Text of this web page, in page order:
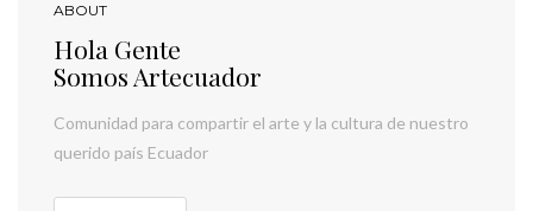
ABOUT
Hola Gente
Somos Artecuador
Comunidad para compartir el arte y la cultura de nuestro
querido país Ecuador